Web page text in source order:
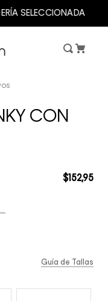
SELECCIONADA
CON
$152,95
Guía de Tallas